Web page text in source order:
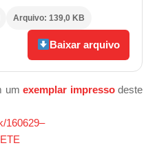
Arquivo: 139,0 KB
Baixar arquivo
umexemplar impressodeste
160629–